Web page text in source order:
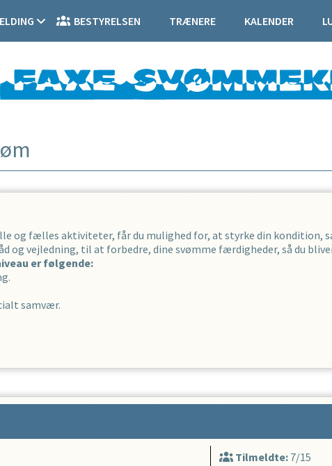
BESTYRELSEN TRÆNERE KALENDER
og fælles aktiviteter, får du mulighed for, at styrke din kondition,
og vejledning, til at forbedre, dine svømme færdigheder, så du
er følgende:
samvær.
Tilmeldte: 7/15